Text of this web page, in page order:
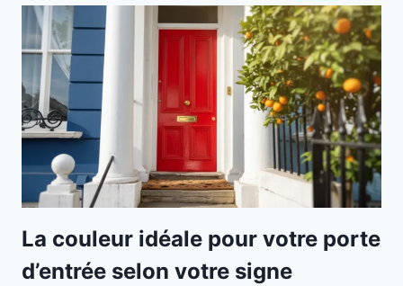
La couleur idéale pour votre porte
d’entrée selon votre signe